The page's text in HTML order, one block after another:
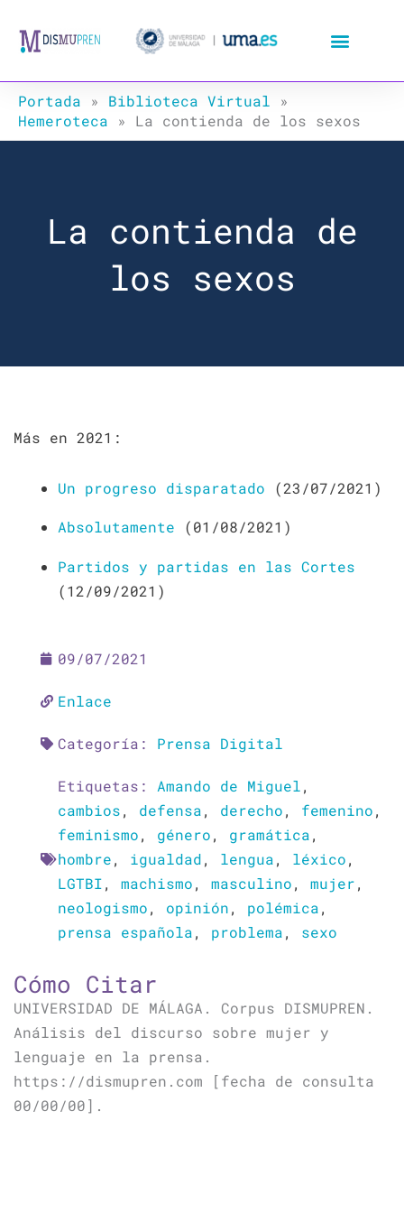
Portada » Biblioteca Virtual »
Hemeroteca » La contienda de los sexos
La contienda de
los sexos
Más en 2021:
Un progreso disparatado (23/07/2021)
Absolutamente (01/08/2021)
Partidos y partidas en las Cortes
(12/09/2021)
09/07/2021
Enlace
Categoría: Prensa Digital
Etiquetas: Amando de Miguel,
cambios, defensa, derecho, femenino,
feminismo, género, gramática,
hombre, igualdad, lengua, léxico,
LGTBI, machismo, masculino, mujer,
neologismo, opinión, polémica,
prensa española, problema, sexo
Cómo Citar
UNIVERSIDAD DE MÁLAGA. Corpus DISMUPREN.
Análisis del discurso sobre mujer y
lenguaje en la prensa.
https://dismupren.com [fecha de consulta
00/00/00].